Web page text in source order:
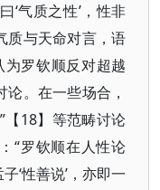
‘气质之性’，性非
质与天命对言，语
罗钦顺反对超越
。在一些场合，
【18】等范畴讨论
“罗钦顺在人性论
‘性善说’，亦即一